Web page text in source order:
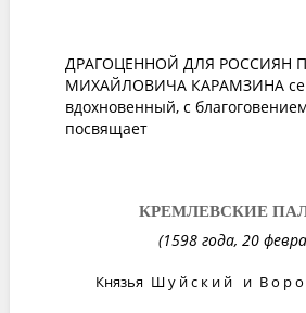
ДРАГОЦЕННОЙ ДЛЯ РОССИЯН
МИХАЙЛОВИЧА КАРАМЗИНА сей
вдохновенный, с
посвящает
КРЕМЛЕВСКИЕ
(1598 года, 20
Князья Шуйский и